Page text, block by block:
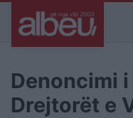
Denoncimi
Drejtorët e